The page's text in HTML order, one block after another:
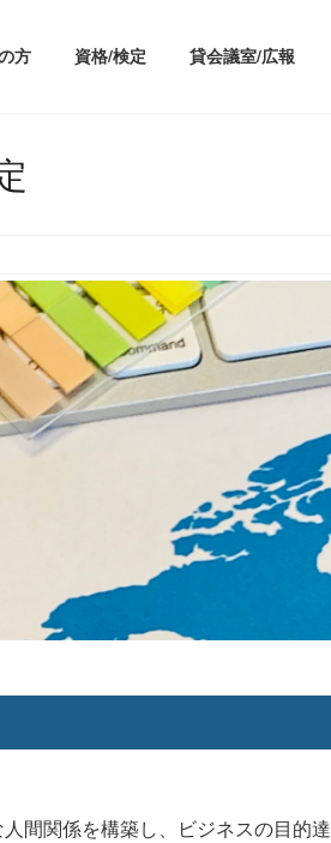
方 資格/検定 貸会議室/広報
間関係を構築し、ビジネスの目的達